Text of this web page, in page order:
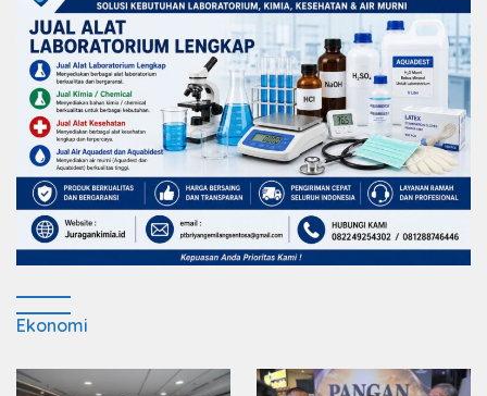
Ekonomi